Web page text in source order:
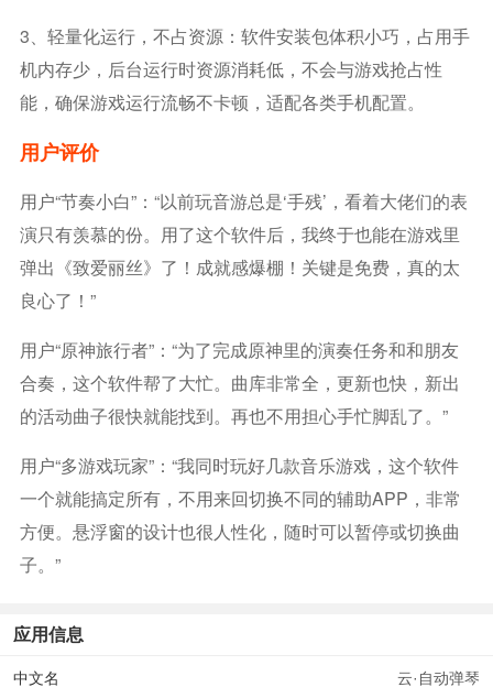
3、轻量化运行，不占资源：软件安装包体积小巧，占用手
机内存少，后台运行时资源消耗低，不会与游戏抢占性
能，确保游戏运行流畅不卡顿，适配各类手机配置。
用户评价
用户“节奏小白”：“以前玩音游总是‘手残’，看着大佬们的表
演只有羡慕的份。用了这个软件后，我终于也能在游戏里
弹出《致爱丽丝》了！成就感爆棚！关键是免费，真的太
良心了！”
用户“原神旅行者”：“为了完成原神里的演奏任务和和朋友
合奏，这个软件帮了大忙。曲库非常全，更新也快，新出
的活动曲子很快就能找到。再也不用担心手忙脚乱了。”
用户“多游戏玩家”：“我同时玩好几款音乐游戏，这个软件
一个就能搞定所有，不用来回切换不同的辅助APP，非常
方便。悬浮窗的设计也很人性化，随时可以暂停或切换曲
子。”
应用信息
中文名 云·自动弹琴